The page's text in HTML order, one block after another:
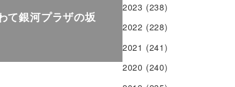
銀河プラザの坂
2023 (238)
2022 (228)
2021 (241)
2020 (240)